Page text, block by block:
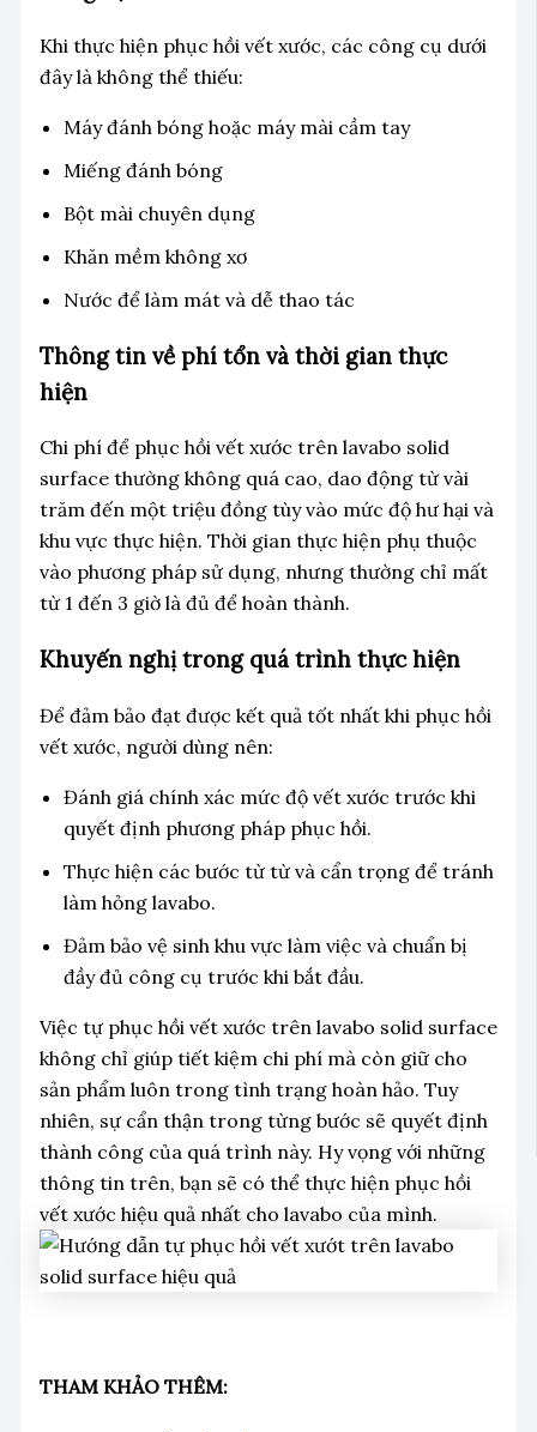
Khi thực hiện phục hồi vết xước, các công cụ dưới
đây là không thể thiếu:
Máy đánh bóng hoặc máy mài cầm tay
Miếng đánh bóng
Bột mài chuyên dụng
Khăn mềm không xơ
Nước để làm mát và dễ thao tác
Thông tin về phí tổn và thời gian thực
hiện
Chi phí để phục hồi vết xước trên lavabo solid
surface thường không quá cao, dao động từ vài
trăm đến một triệu đồng tùy vào mức độ hư hại và
khu vực thực hiện. Thời gian thực hiện phụ thuộc
vào phương pháp sử dụng, nhưng thường chỉ mất
từ 1 đến 3 giờ là đủ để hoàn thành.
Khuyến nghị trong quá trình thực hiện
Để đảm bảo đạt được kết quả tốt nhất khi phục hồi
vết xước, người dùng nên:
Đánh giá chính xác mức độ vết xước trước khi
quyết định phương pháp phục hồi.
Thực hiện các bước từ từ và cẩn trọng để tránh
làm hỏng lavabo.
Đảm bảo vệ sinh khu vực làm việc và chuẩn bị
đầy đủ công cụ trước khi bắt đầu.
Việc tự phục hồi vết xước trên lavabo solid surface
không chỉ giúp tiết kiệm chi phí mà còn giữ cho
sản phẩm luôn trong tình trạng hoàn hảo. Tuy
nhiên, sự cẩn thận trong từng bước sẽ quyết định
thành công của quá trình này. Hy vọng với những
thông tin trên, bạn sẽ có thể thực hiện phục hồi
vết xước hiệu quả nhất cho lavabo của mình.
THAM KHẢO THÊM: